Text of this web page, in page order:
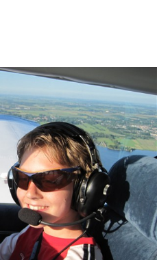
(26 juni 2010)